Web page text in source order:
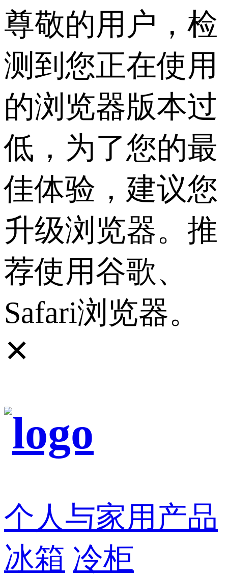
尊敬的用户，检
测到您正在使用
的浏览器版本过
低，为了您的最
佳体验，建议您
升级浏览器。推
荐使用谷歌、
Safari浏览器。
✕
个人与家用产品
冰箱 冷柜